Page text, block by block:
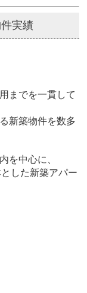
実績
までを一貫して
新築物件を数多
を中心に、
した新築アパー